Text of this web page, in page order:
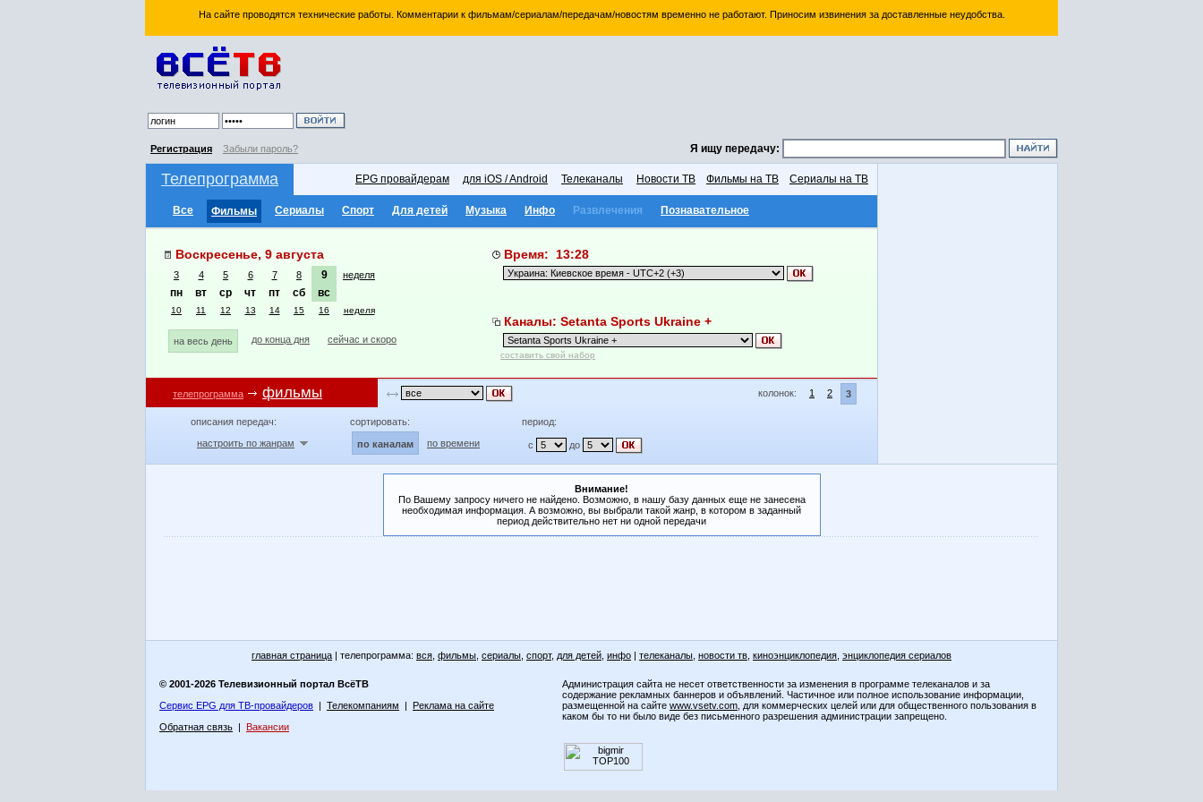
На сайте проводятся технические работы. Комментарии к фильмам/сериалам/передачам/новостям временно не работают. Приносим извинения за доставленные неудобства.
Регистрация Забыли пароль? Я ищу передачу:
Телепрограмма EPG провайдерам для iOS / Android Телеканалы Новости ТВ Фильмы на ТВ Сериалы на ТВ
Все Фильмы Сериалы Спорт Для детей Музыка Инфо Развлечения Познавательное
Воскресенье, 9 августа
3 4 5 6 7 8 9 неделя
пн вт ср чт пт сб вс
10 11 12 13 14 15 16 неделя
на весь день до конца дня сейчас и скоро
Время: 13:28
Каналы: Setanta Sports Ukraine +
составить свой набор
телепрограмма фильмы колонок: 1 2 3
описания передач:
настроить по жанрам
сортировать:
по каналам по времени
период:
с до
Внимание!
По Вашему запросу ничего не найдено. Возможно, в нашу базу данных еще не занесена
необходимая информация. А возможно, вы выбрали такой жанр, в котором в заданный
период действительно нет ни одной передачи
главная страница | телепрограмма: вся фильмы сериалы спорт, для детей инфо | телеканалы новости тв киноэнциклопедия энциклопедия сериалов
© 2001-2026 Телевизионный портал ВсёТВ
Сервис EPG для ТВ-провайдеров | Телекомпаниям | Реклама на сайте
Обратная связь | Вакансии
Администрация сайта не несет ответственности за изменения в программе телеканалов и за
содержание рекламных баннеров и объявлений. Частичное или полное использование информации,
размещенной на сайте www.vsetv.com , для коммерческих целей или для общественного пользования в
каком бы то ни было виде без письменного разрешения администрации запрещено.